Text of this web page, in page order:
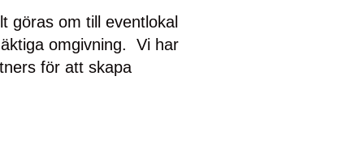
göras om till eventlokal
omgivning. Vi har
för att skapa